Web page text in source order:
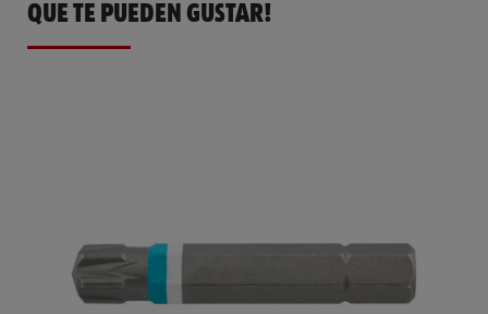
QUE TE PUEDEN GUSTAR!